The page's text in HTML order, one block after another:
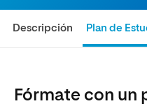
Descripción Plan de
Fórmate con un